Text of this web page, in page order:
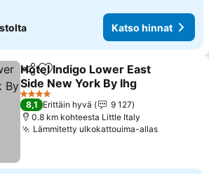
Katso hinnat
Jaa Lisää suosikkeihin
Hotel Indigo Lower East
Side New York By Ihg
4 Tähtiluokitus
8,1 Erittäin hyvä
9 127
0.8 km kohteesta Little Italy
Lämmitetty ulkokattouima-allas